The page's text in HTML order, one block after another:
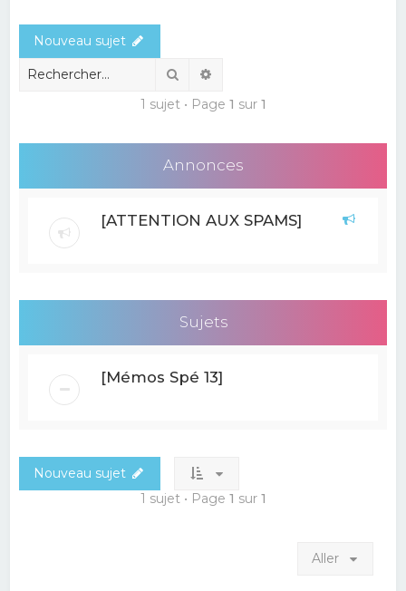
r
Nouveau sujet
Rechercher
1 sujet • Page 1 sur 1
Annonces
[ATTENTION AUX SPAMS]
Sujets
[Mémos Spé 13]
Nouveau sujet
1 sujet • Page 1 sur 1
Aller